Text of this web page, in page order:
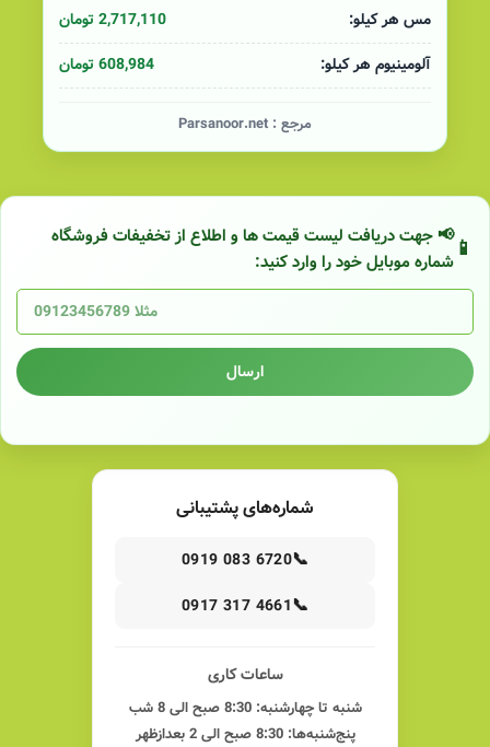
مس هر کیلو:
2,717,110 تومان
آلومینیوم هر کیلو:
608,984 تومان
مرجع : Parsanoor.net
📢 جهت دریافت لیست قیمت ها و اطلاع از تخفیفات فروشگاه
شماره موبایل خود را وارد کنید:
ارسال
شماره‌های پشتیبانی
📞
0919 083 6720
📞
0917 317 4661
ساعات کاری
شنبه تا چهارشنبه: 8:30 صبح الی 8 شب
پنج‌شنبه‌ها: 8:30 صبح الی 2 بعدازظهر